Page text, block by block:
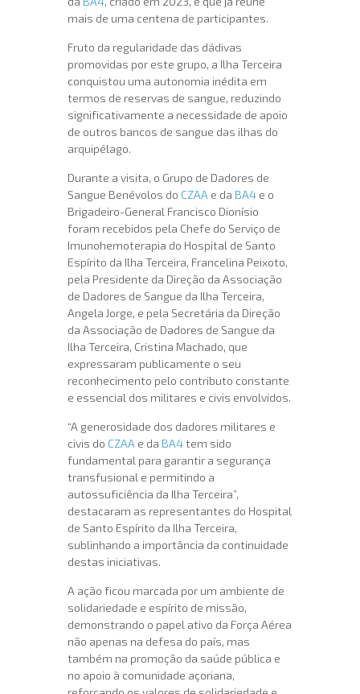
mais de uma centena de participantes.
Fruto da regularidade das dádivas
promovidas por este grupo, a Ilha Terceira
conquistou uma autonomia inédita em
termos de reservas de sangue, reduzindo
significativamente a necessidade de apoio
de outros bancos de sangue das ilhas do
arquipélago.
Durante a visita, o Grupo de Dadores de
Sangue Benévolos do CZAA e da BA4 e o
Brigadeiro-General Francisco Dionísio
foram recebidos pela Chefe do Serviço de
Imunohemoterapia do Hospital de Santo
Espírito da Ilha Terceira, Francelina Peixoto,
pela Presidente da Direção da Associação
de Dadores de Sangue da Ilha Terceira,
Angela Jorge, e pela Secretária da Direção
da Associação de Dadores de Sangue da
Ilha Terceira, Cristina Machado, que
expressaram publicamente o seu
reconhecimento pelo contributo constante
e essencial dos militares e civis envolvidos.
“A generosidade dos dadores militares e
civis do CZAA e da BA4tem sido
fundamental para garantir a segurança
transfusional e permitindo a
autossuficiência da Ilha Terceira”,
destacaram as representantes do Hospital
de Santo Espírito da Ilha Terceira,
sublinhando a importância da continuidade
destas iniciativas.
A ação ficou marcada por um ambiente de
solidariedade e espírito de missão,
demonstrando o papel ativo da Força Aérea
não apenas na defesa do país, mas
também na promoção da saúde pública e
no apoio à comunidade açoriana,